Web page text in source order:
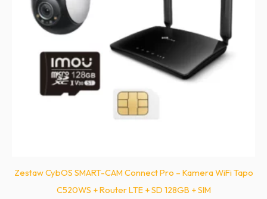
Zestaw CybOS SMART-CAM Connect Pro – Kamera WiFi Tapo
C520WS + Router LTE + SD 128GB + SIM